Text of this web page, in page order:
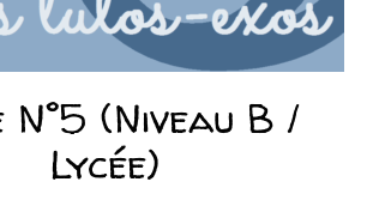
N°5 (Niveau B /
Lycée)